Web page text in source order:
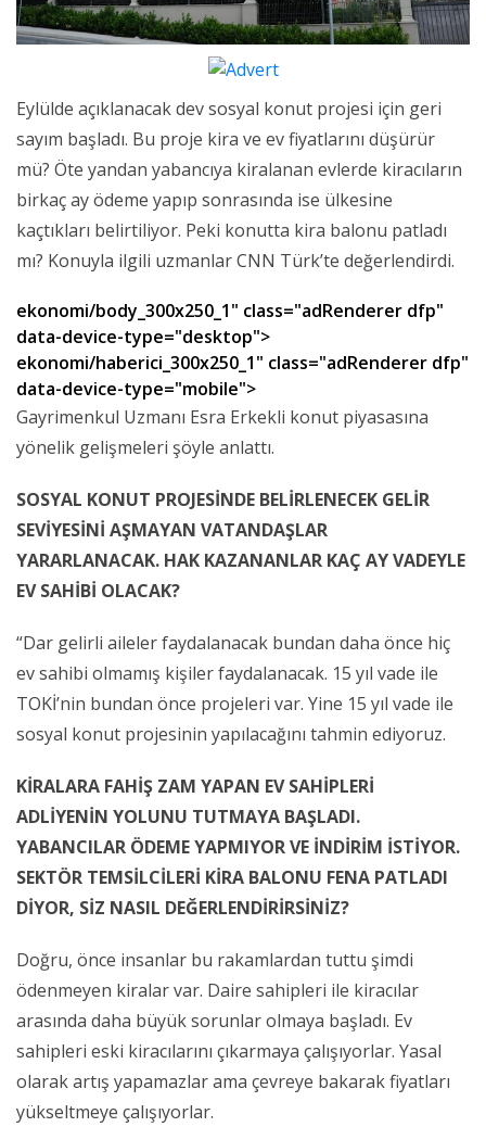
Eylülde açıklanacak dev sosyal konut projesi için geri
sayım başladı. Bu proje kira ve ev fiyatlarını düşürür
mü? Öte yandan yabancıya kiralanan evlerde kiracıların
birkaç ay ödeme yapıp sonrasında ise ülkesine
kaçtıkları belirtiliyor. Peki konutta kira balonu patladı
mı? Konuyla ilgili uzmanlar CNN Türk’te değerlendirdi.
ekonomi/body_300x250_1" class="adRenderer dfp"
data-device-type="desktop">
ekonomi/haberici_300x250_1" class="adRenderer dfp"
data-device-type="mobile">
Gayrimenkul Uzmanı Esra Erkekli konut piyasasına
yönelik gelişmeleri şöyle anlattı.
SOSYAL KONUT PROJESİNDE BELİRLENECEK GELİR
SEVİYESİNİ AŞMAYAN VATANDAŞLAR
YARARLANACAK. HAK KAZANANLAR KAÇ AY VADEYLE
EV SAHİBİ OLACAK?
“Dar gelirli aileler faydalanacak bundan daha önce hiç
ev sahibi olmamış kişiler faydalanacak. 15 yıl vade ile
TOKİ’nin bundan önce projeleri var. Yine 15 yıl vade ile
sosyal konut projesinin yapılacağını tahmin ediyoruz.
KİRALARA FAHİŞ ZAM YAPAN EV SAHİPLERİ
ADLİYENİN YOLUNU TUTMAYA BAŞLADI.
YABANCILAR ÖDEME YAPMIYOR VE İNDİRİM İSTİYOR.
SEKTÖR TEMSİLCİLERİ KİRA BALONU FENA PATLADI
DİYOR, SİZ NASIL DEĞERLENDİRİRSİNİZ?
Doğru, önce insanlar bu rakamlardan tuttu şimdi
ödenmeyen kiralar var. Daire sahipleri ile kiracılar
arasında daha büyük sorunlar olmaya başladı. Ev
sahipleri eski kiracılarını çıkarmaya çalışıyorlar. Yasal
olarak artış yapamazlar ama çevreye bakarak fiyatları
yükseltmeye çalışıyorlar.